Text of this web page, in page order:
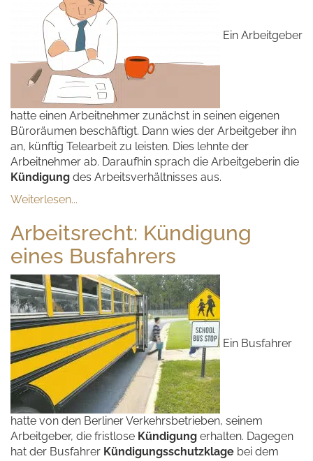
Ein Arbeitgeber
hatte einen Arbeitnehmer zunächst in seinen eigenen
Büroräumen beschäftigt. Dann wies der Arbeitgeber ihn
an, künftig Telearbeit zu leisten. Dies lehnte der
Arbeitnehmer ab. Daraufhin sprach die Arbeitgeberin die
Kündigung des Arbeitsverhältnisses aus.
Weiterlesen...
Arbeitsrecht: Kündigung
eines Busfahrers
Ein Busfahrer
hatte von den Berliner Verkehrsbetrieben, seinem
Arbeitgeber, die fristlose Kündigung erhalten. Dagegen
hat der Busfahrer Kündigungsschutzklage bei dem